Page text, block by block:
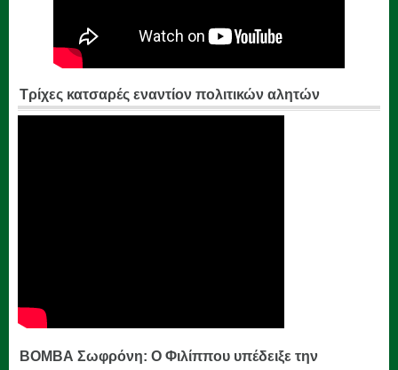
Τρίχες κατσαρές εναντίον πολιτικών αλητών
ΒΟΜΒΑ Σωφρόνη: Ο Φιλίππου υπέδειξε την